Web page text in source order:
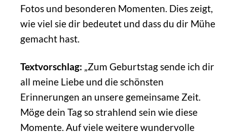
Fotos und besonderen Momenten. Dies zeigt,
wie viel sie dir bedeutet und dass du dir Mühe
gemacht hast.
Textvorschlag: „Zum Geburtstag sende ich dir
all meine Liebe und die schönsten
Erinnerungen an unsere gemeinsame Zeit.
Möge dein Tag so strahlend sein wie diese
Momente. Auf viele weitere wundervolle